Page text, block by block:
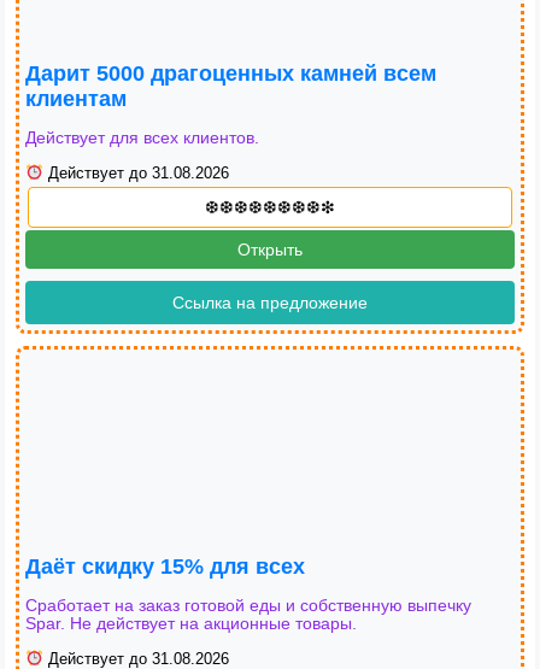
Дарит 5000 драгоценных камней всем
клиентам
Действует для всех клиентов.
Действует до 31.08.2026
Открыть
Ссылка на предложение
Даёт скидку 15% для всех
Сработает на заказ готовой еды и собственную выпечку
Spar. Не действует на акционные товары.
Действует до 31.08.2026